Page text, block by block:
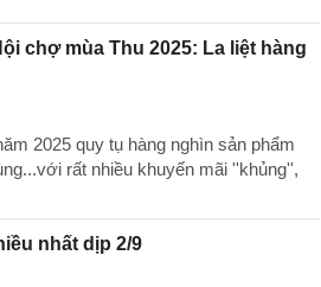
chợ mùa Thu 2025: La liệt hàng
2025 quy tụ hàng nghìn sản phẩm
rất nhiều khuyến mãi ''khủng'',
nhất dịp 2/9